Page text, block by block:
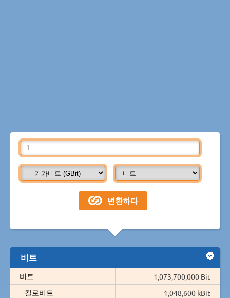
비트
비트
1,073,700,000 Bit
킬로비트
1,048,600 kBit